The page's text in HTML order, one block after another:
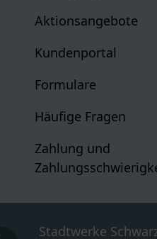
Aktionsangebote
Kundenportal
Formulare
Häufige Fragen
Zahlung und
Stadtwerke